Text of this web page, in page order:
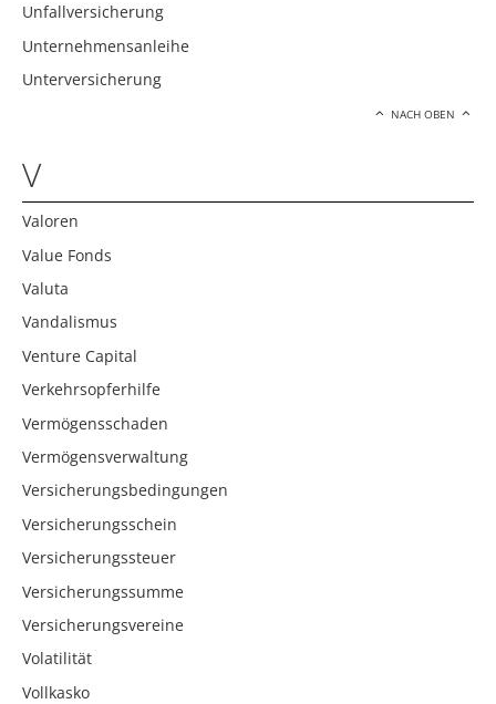
Unfallversicherung
Unternehmensanleihe
Unterversicherung
NACH OBEN
V
Valoren
Value Fonds
Valuta
Vandalismus
Venture Capital
Verkehrsopferhilfe
Vermögensschaden
Vermögensverwaltung
Versicherungsbedingungen
Versicherungsschein
Versicherungssteuer
Versicherungssumme
Versicherungsvereine
Volatilität
Vollkasko